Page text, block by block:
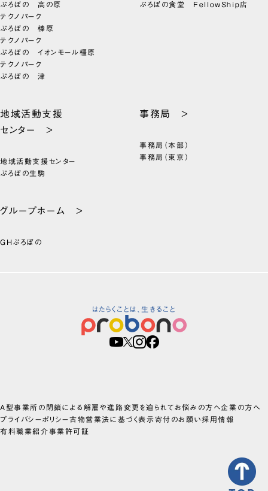
ぷろぼの 高の原
テクノパーク
ぷろぼの 榛原
テクノパーク
ぷろぼの イオンモール橿原
テクノパーク
ぷろぼの 津
ぷろぼの食堂 FellowShip店
地域活動支援
センター >
地域活動支援センター
ぷろぼの生駒
事務局 >
事務局（本部）
事務局（東京）
グループホーム >
GHぷろぼの
はたらくことは、生きること
A型事業所の閉鎖による解雇や進路変更を迫られてお悩みの方へ企業の方へ
プライバシーポリシー古物営業法に基づく表示寄付のお願い採用情報
有料職業紹介事業許可証